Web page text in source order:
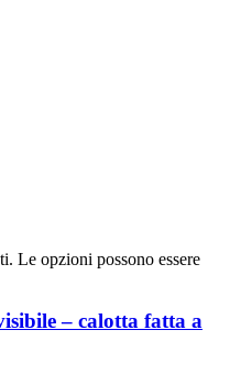
Le opzioni possono essere
– calotta fatta a